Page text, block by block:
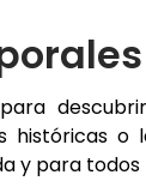
históricas o
y para todos